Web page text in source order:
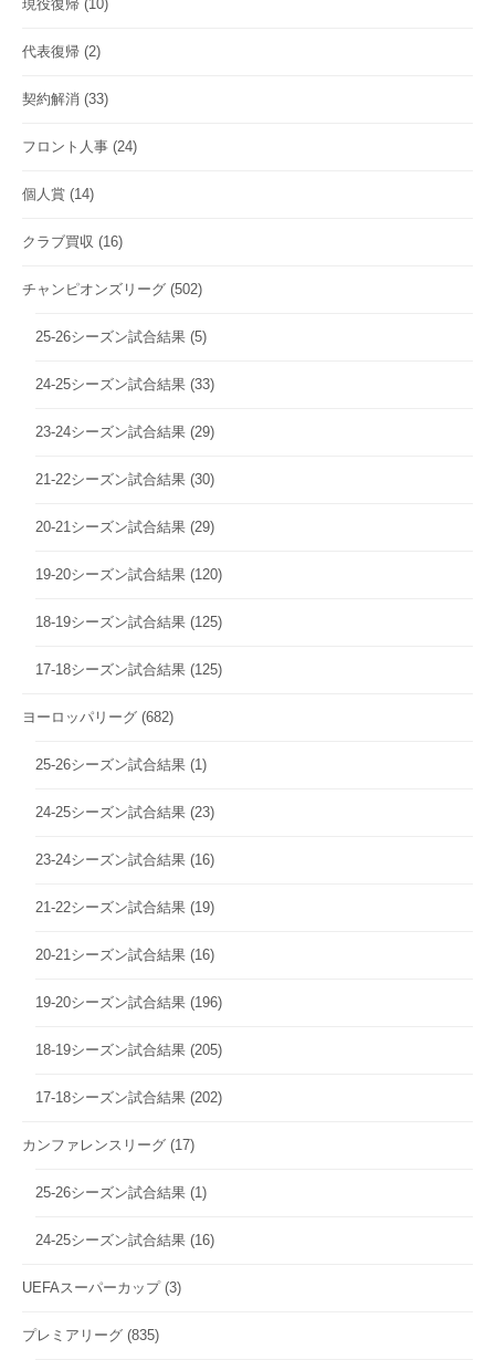
現役復帰 (10)
代表復帰 (2)
契約解消 (33)
フロント人事 (24)
個人賞 (14)
クラブ買収 (16)
チャンピオンズリーグ (502)
25-26シーズン試合結果 (5)
24-25シーズン試合結果 (33)
23-24シーズン試合結果 (29)
21-22シーズン試合結果 (30)
20-21シーズン試合結果 (29)
19-20シーズン試合結果 (120)
18-19シーズン試合結果 (125)
17-18シーズン試合結果 (125)
ヨーロッパリーグ (682)
25-26シーズン試合結果 (1)
24-25シーズン試合結果 (23)
23-24シーズン試合結果 (16)
21-22シーズン試合結果 (19)
20-21シーズン試合結果 (16)
19-20シーズン試合結果 (196)
18-19シーズン試合結果 (205)
17-18シーズン試合結果 (202)
カンファレンスリーグ (17)
25-26シーズン試合結果 (1)
24-25シーズン試合結果 (16)
UEFAスーパーカップ(3)
プレミアリーグ (835)